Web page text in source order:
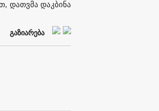
დათვმა დაკბინა
გაზიარება